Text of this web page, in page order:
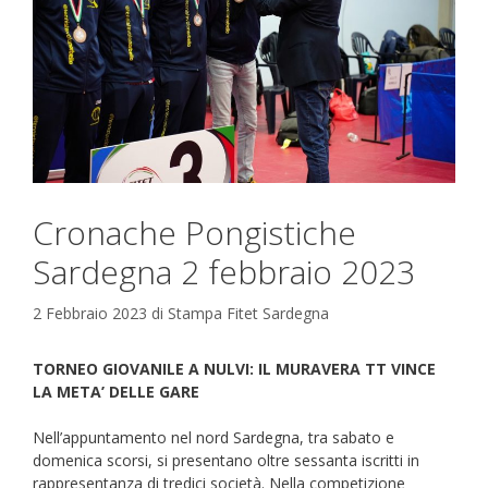
Cronache Pongistiche
Sardegna 2 febbraio 2023
2 Febbraio 2023 di Stampa Fitet Sardegna
TORNEO GIOVANILE A NULVI: IL MURAVERA TT VINCE
LA META’ DELLE GARE
Nell’appuntamento nel nord Sardegna, tra sabato e
domenica scorsi, si presentano oltre sessanta iscritti in
rappresentanza di tredici società. Nella competizione